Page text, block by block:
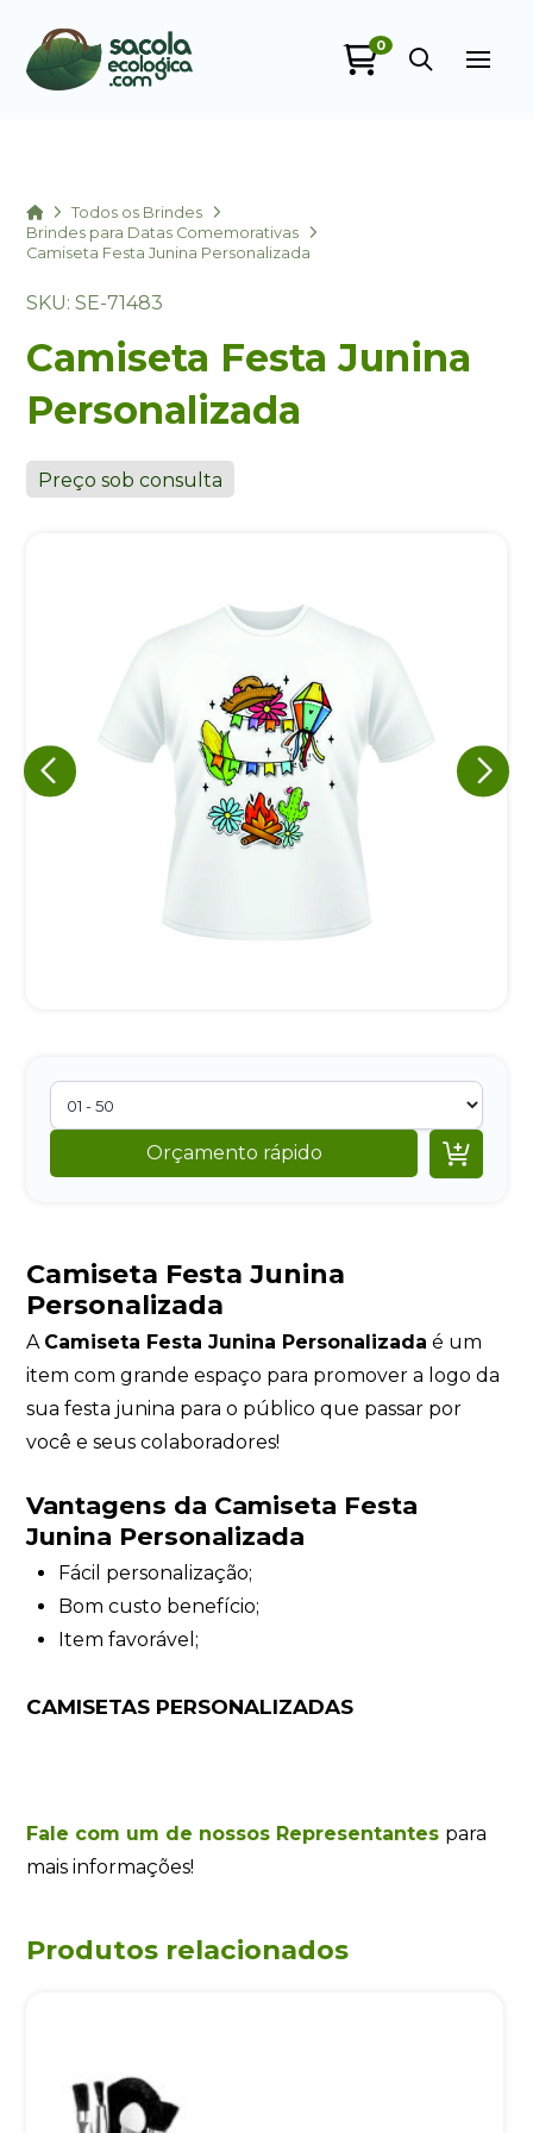
0
HomeTodos os Brindes
Brindes para Datas Comemorativas
Camiseta Festa Junina Personalizada
SKU: SE-71483
Camiseta Festa Junina
Personalizada
Preço sob consulta
Orçamento rápido 
Camiseta Festa Junina
Personalizada
A Camiseta Festa Junina Personalizada é um
item com grande espaço para promover a logo da
sua festa junina para o público que passar por
você e seus colaboradores!
Vantagens da Camiseta Festa
Junina Personalizada
Fácil personalização;
Bom custo benefício;
Item favorável;
CAMISETAS PERSONALIZADAS
Fale com um de nossos Representantes para
mais informações!
Produtos relacionados
+55
Eu concordo em receber comunicações.
sua privacidade, utilizaremos seus dados apenas para fins
de marketing. Você pode alterar suas preferências a
qualquer momento.
Iniciar conversa